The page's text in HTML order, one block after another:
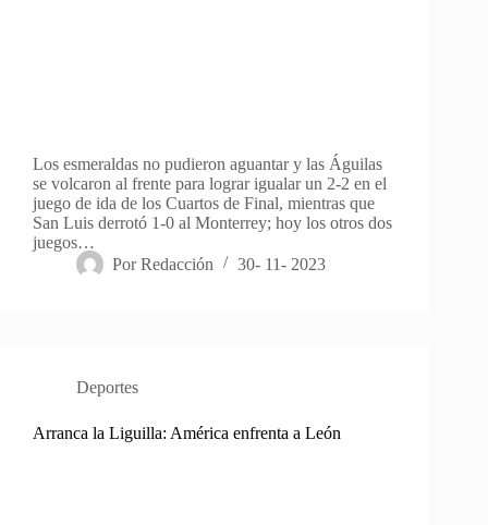
Los esmeraldas no pudieron aguantar y las Águilas
se volcaron al frente para lograr igualar un 2-2 en el
juego de ida de los Cuartos de Final, mientras que
San Luis derrotó 1-0 al Monterrey; hoy los otros dos
juegos…
Por Redacción 30- 11- 2023
Deportes
Arranca la Liguilla: América enfrenta a León